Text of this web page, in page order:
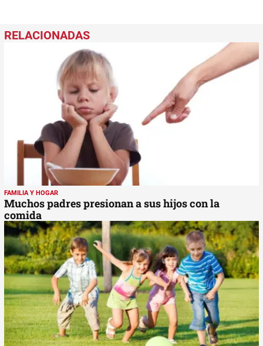
FAMILIA Y HOGAR
Muchos padres presionan a sus hijos con la
comida